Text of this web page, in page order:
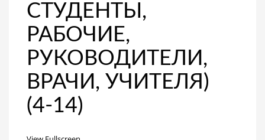
СТУДЕНТЫ,
РАБОЧИЕ,
РУКОВОДИТЕЛИ,
ВРАЧИ, УЧИТЕЛЯ)
(4-14)